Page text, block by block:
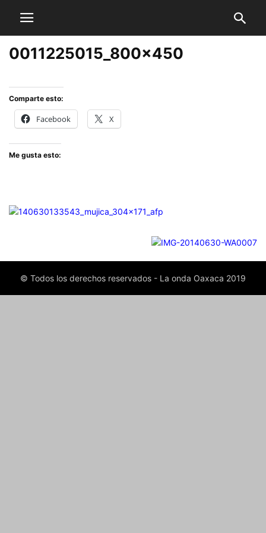
0011225015_800x450
Comparte esto:
Facebook X
Me gusta esto:
© Todos los derechos reservados - La onda Oaxaca 2019